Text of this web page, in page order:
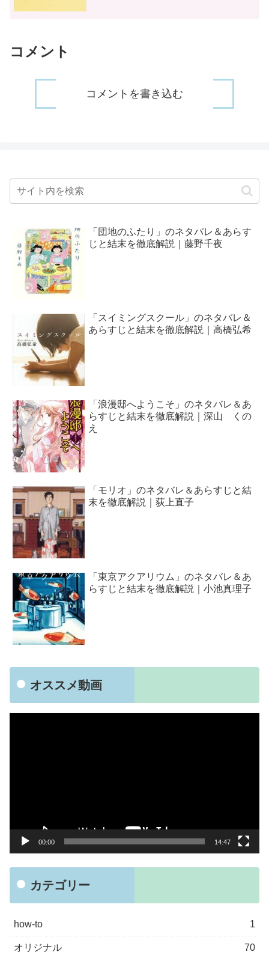
コメント
コメントを書き込む
「団地のふたり」のネタバレ＆あらす
じと結末を徹底解説｜藤野千夜
「スイミングスクール」のネタバレ＆
あらすじと結末を徹底解説｜高橋弘希
「浪漫邸へようこそ」のネタバレ＆あ
らすじと結末を徹底解説｜深山 くの
え
「モリオ」のネタバレ＆あらすじと結
末を徹底解説｜荻上直子
「東京アクアリウム」のネタバレ＆あ
らすじと結末を徹底解説｜小池真理子
オススメ動画
00:00 14:47
カテゴリー
how-to 1
オリジナル 70